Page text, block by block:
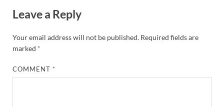
Leave a Reply
Your email address will not be published. Required fields are
marked *
COMMENT *